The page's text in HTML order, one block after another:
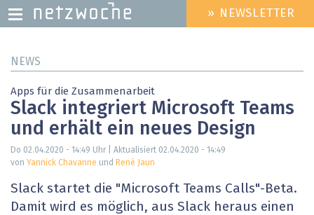
zum
HEADER
MENU
» NEWSLETTER
NEWS
Apps für die Zusammenarbeit
Slack integriert Microsoft Teams
und erhält ein neues Design
Do 02.04.2020 - 14:49 Uhr | Aktualisiert 02.04.2020 - 14:49
von Yannick Chavanne und René Jaun
Slack startet die "Microsoft Teams Calls"-Beta.
Damit wird es möglich, aus Slack heraus einen